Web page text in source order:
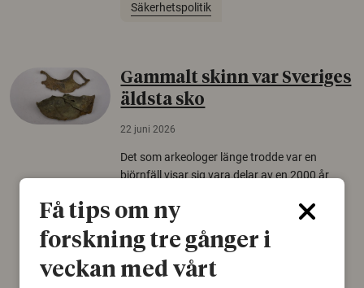
Säkerhetspolitik
Gammalt skinn var Sveriges
äldsta sko
22 juni 2026
Det som arkeologer länge trodde var en
björnfäll visar sig vara delar av en 2000 år
skomode och beskrivs som mycket ovanligt i
Arkeologi
Få tips om ny
forskning tre gånger i
veckan med vårt